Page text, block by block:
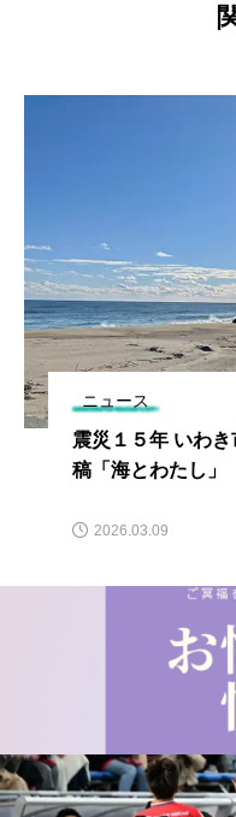
ニュース
震災１５年 いわ
稿「海とわたし」
2026.03.09